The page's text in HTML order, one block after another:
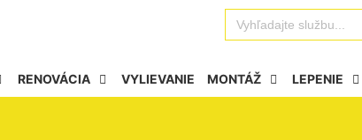
Search
for:
RENOVÁCIA VYLIEVANIE MONTÁŽ LEPENIE